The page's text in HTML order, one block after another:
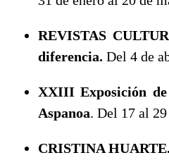
REVISTAS
diferencia. Del 4 de
XXIII Exposición de
Aspanoa. Del 17 al
CRISTINA